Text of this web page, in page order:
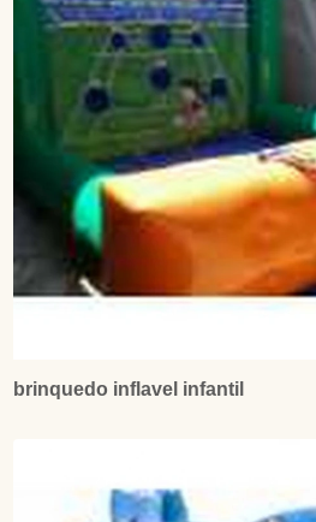
brinquedo inflavel infantil